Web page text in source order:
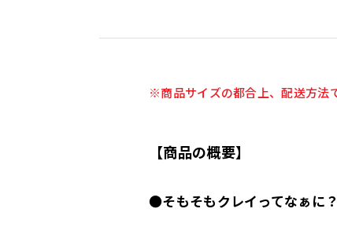
商品サイズの都合上、配送方法
【商品の概要】
●そもそもクレイってなぁに？